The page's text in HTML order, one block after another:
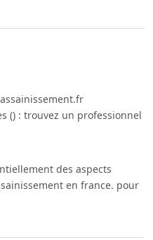
() : trouvez un professionnel
des aspects
en france. pour